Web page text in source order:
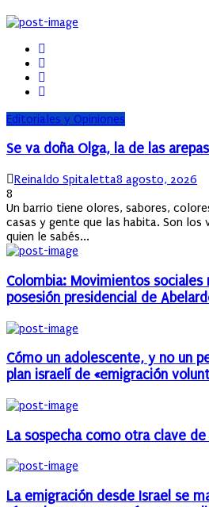
Editoriales y Opiniones
Se va doña Olga, la de las arepas
Author
Reinaldo SpitalettaPosted
8 agosto, 2026
8
Un barrio tiene olores, sabores,
casas y gente que las habita. Son los
quien le sabés...
Colombia: Movimientos
posesión presidencial de
Cómo un adolescente, y no un
plan israelí de «emigración
La sospecha como otra clave
La emigración desde Israel se